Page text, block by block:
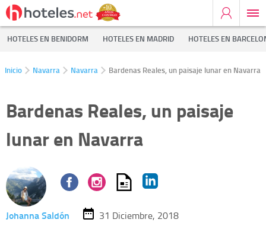
HOTELES EN BENIDORM HOTELES EN MADRID HOTELES EN
Inicio Navarra Navarra Bardenas Reales, un paisaje lunar en Navarra
Bardenas Reales, un paisaje
lunar en Navarra
Johanna Saldón
31 Diciembre, 2018